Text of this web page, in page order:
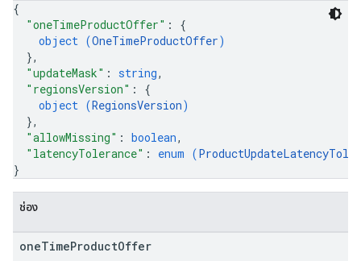
{
"oneTimeProductOffer" : {
object (OneTimeProductOffer)
},
"updateMask" : string,
"regionsVersion" : {
object (RegionsVersion)
},
"allowMissing" : boolean,
"latencyTolerance" : enum (
}
ช่อง
oneTimeProductOffer